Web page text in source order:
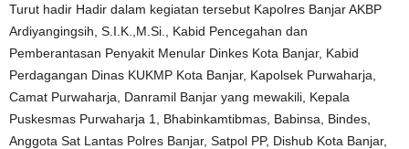
Turut hadir Hadir dalam kegiatan tersebut Kapolres Banjar AKBP
Ardiyangingsih, S.I.K.,M.Si., Kabid Pencegahan dan
Pemberantasan Penyakit Menular Dinkes Kota Banjar, Kabid
Perdagangan Dinas KUKMP Kota Banjar, Kapolsek Purwaharja,
Camat Purwaharja, Danramil Banjar yang mewakili, Kepala
Puskesmas Purwaharja 1, Bhabinkamtibmas, Babinsa, Bindes,
Anggota Sat Lantas Polres Banjar, Satpol PP, Dishub Kota Banjar,